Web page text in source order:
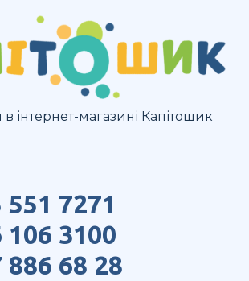
в інтернет-магазині Капітошик
551 7271
106 3100
886 68 28